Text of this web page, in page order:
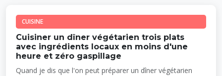
CUISINE
Cuisiner un dîner végétarien trois plats
avec ingrédients locaux en moins d'une
heure et zéro gaspillage
Quand je dis que l'on peut préparer un dîner végétarien